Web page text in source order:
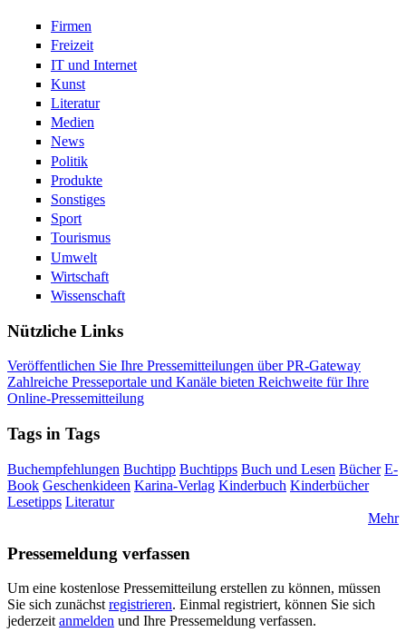
Firmen
Freizeit
IT und Internet
Kunst
Literatur
Medien
News
Politik
Produkte
Sonstiges
Sport
Tourismus
Umwelt
Wirtschaft
Wissenschaft
Nützliche Links
Veröffentlichen Sie Ihre Pressemitteilungen über PR-Gateway
Zahlreiche Presseportale und Kanäle bieten Reichweite für Ihre
Online-Pressemitteilung
Tags in Tags
Buchempfehlungen Buchtipp Buchtipps Buch und Lesen Bücher E-
Book Geschenkideen Karina-Verlag Kinderbuch Kinderbücher
Lesetipps Literatur
Mehr
Pressemeldung verfassen
Um eine kostenlose Pressemitteilung erstellen zu können, müssen
Sie sich zunächst registrieren. Einmal registriert, können Sie sich
jederzeit anmelden und Ihre Pressemeldung verfassen.